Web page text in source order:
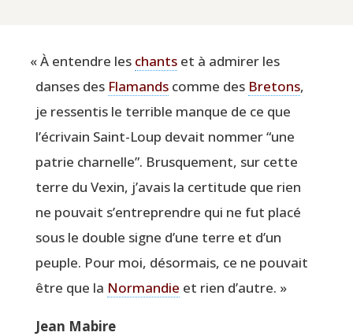
«À entendre les chants et à admi­rer les
danses des Fla­mandscomme des Bre­tons,
je res­sen­tis le ter­rible manque de ce que
l’écrivain Saint-Loup devait nom­mer“une
patrie char­nelle”. Brus­que­ment, sur cette
terre du Vexin, j’avais la cer­ti­tude que rien
ne pou­vait s’entreprendre qui ne fut pla­cé
sous le double signe d’une terre et d’un
peuple. Pour moi, désor­mais, ce ne pou­vait
être que la Nor­man­die et rien d’autre. »
Jean Mabire